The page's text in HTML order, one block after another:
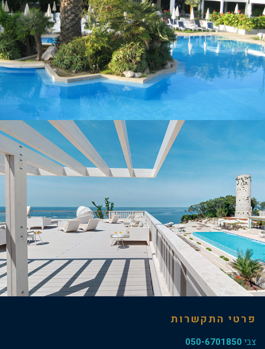
פסח רודוס – יון
פסח 2017
פרטי התקשרות
צבי 050-6701850